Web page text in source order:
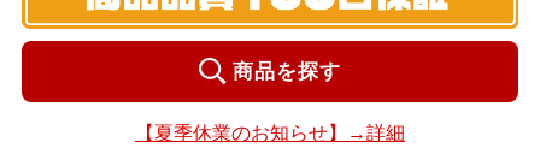
商品を探す
【夏季休業のお知らせ】→詳細